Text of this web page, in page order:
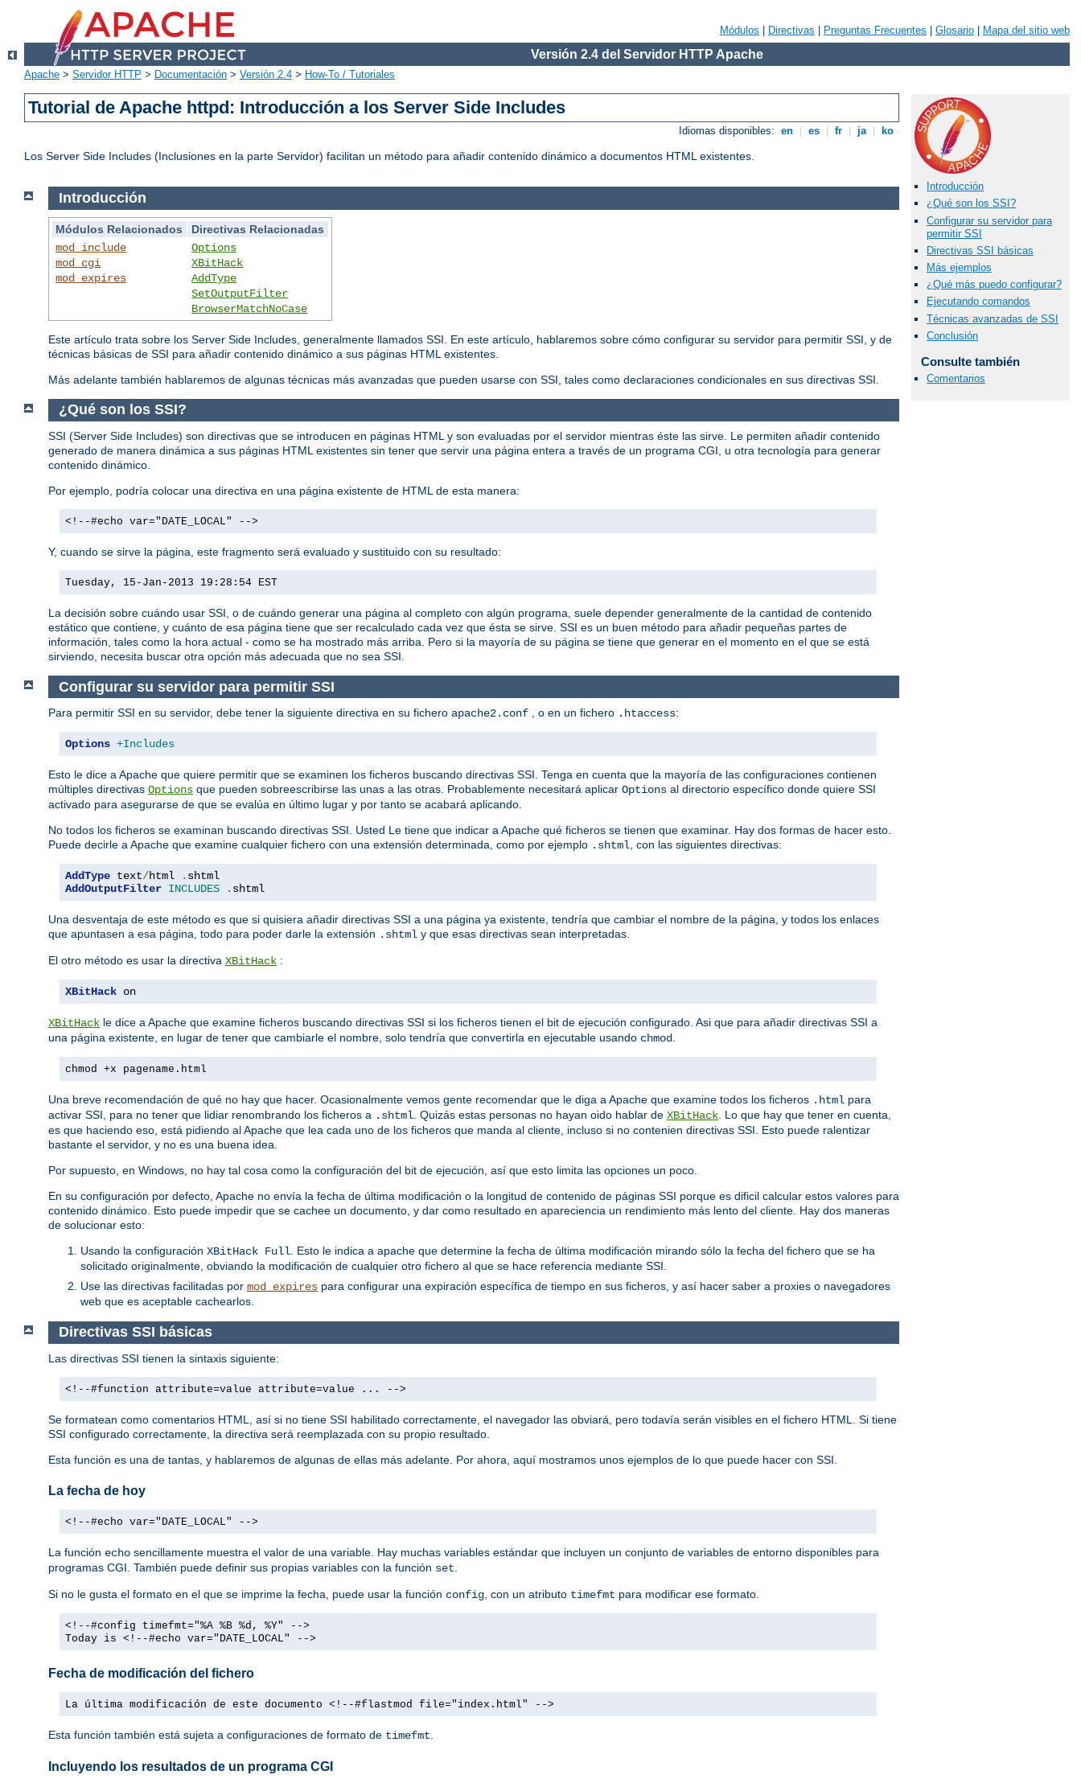
Módulos Directivas Preguntas Frecuentes Glosario Mapa del sitio web
Versión 2.4 del Servidor HTTP Apache
Apache > Servidor HTTP > Documentación > Versión 2.4 > How-To / Tutoriales
Tutorial de Apache httpd: Introducción a los Server Side Includes
Idiomas disponibles: en es fr ja ko
Los Server Side Includes (Inclusiones en la parte Servidor) facilitan un método para añadir contenido dinámico a documentos HTML existentes.
Introducción
¿Qué son los SSI?
Configurar su servidor para
permitir SSI
Directivas SSI básicas
Más ejemplos
¿Qué más puedo configurar?
Ejecutando comandos
Técnicas avanzadas de SSI
Conclusión
Consulte también
Comentarios
Introducción
Módulos Relacionados
Directivas Relacionadas
mod_include
mod_cgi
mod_expires
Options
XBitHack
AddType
SetOutputFilter
BrowserMatchNoCase
Este artículo trata sobre los Server Side Includes, generalmente llamados SSI. En este artículo, hablaremos sobre cómo configurar su servidor para permitir SSI, y de
técnicas básicas de SSI para añadir contenido dinámico a sus páginas HTML existentes.
Más adelante también hablaremos de algunas técnicas más avanzadas que pueden usarse con SSI, tales como declaraciones condicionales en sus directivas SSI.
¿Qué son los SSI?
SSI (Server Side Includes) son directivas que se introducen en páginas HTML y son evaluadas por el servidor mientras éste las sirve. Le permiten añadir contenido
generado de manera dinámica a sus páginas HTML existentes sin tener que servir una página entera a través de un programa CGI, u otra tecnología para generar
contenido dinámico.
Por ejemplo, podría colocar una directiva en una página existente de HTML de esta manera:
<!--#echo var="DATE_LOCAL" -->
Y, cuando se sirve la página, este fragmento será evaluado y sustituido con su resultado:
Tuesday, 15-Jan-2013 19:28:54 EST
La decisión sobre cuándo usar SSI, o de cuándo generar una página al completo con algún programa, suele depender generalmente de la cantidad de contenido
estático que contiene, y cuánto de esa página tiene que ser recalculado cada vez que ésta se sirve. SSI es un buen método para añadir pequeñas partes de
información, tales como la hora actual - como se ha mostrado más arriba. Pero si la mayoría de su página se tiene que generar en el momento en el que se está
sirviendo, necesita buscar otra opción más adecuada que no sea SSI.
Configurar su servidor para permitir SSI
Para permitir SSI en su servidor, debe tener la siguiente directiva en su fichero apache2.conf , o en un fichero .htaccess:
Options +Includes
Esto le dice a Apache que quiere permitir que se examinen los ficheros buscando directivas SSI. Tenga en cuenta que la mayoría de las configuraciones contienen
múltiples directivas Options que pueden sobreescribirse las unas a las otras. Probablemente necesitará aplicar Options al directorio específico donde quiere SSI
activado para asegurarse de que se evalúa en último lugar y por tanto se acabará aplicando.
No todos los ficheros se examinan buscando directivas SSI. Usted Le tiene que indicar a Apache qué ficheros se tienen que examinar. Hay dos formas de hacer esto.
Puede decirle a Apache que examine cualquier fichero con una extensión determinada, como por ejemplo .shtml, con las siguientes directivas:
AddType text/html .
AddOutputFilter INCLUDES . shtml
Una desventaja de este método es que si quisiera añadir directivas SSI a una página ya existente, tendría que cambiar el nombre de la página, y todos los enlaces
que apuntasen a esa página, todo para poder darle la extensión .shtml y que esas directivas sean interpretadas.
El otro método es usar la directiva XBitHack :
XBitHack on
XBitHack le dice a Apache que examine ficheros buscando directivas SSI si los ficheros tienen el bit de ejecución configurado. Asi que para añadir directivas SSI a
una página existente, en lugar de tener que cambiarle el nombre, solo tendría que convertirla en ejecutable usando chmod.
chmod +x pagename.html
Una breve recomendación de qué no hay que hacer. Ocasionalmente vemos gente recomendar que le diga a Apache que examine todos los ficheros .html para
activar SSI, para no tener que lidiar renombrando los ficheros a .shtml. Quizás estas personas no hayan oido hablar de XBitHack. Lo que hay que tener en cuenta,
es que haciendo eso, está pidiendo al Apache que lea cada uno de los ficheros que manda al cliente, incluso si no contenien directivas SSI. Esto puede ralentizar
bastante el servidor, y no es una buena idea.
Por supuesto, en Windows, no hay tal cosa como la configuración del bit de ejecución, así que esto limita las opciones un poco.
En su configuración por defecto, Apache no envía la fecha de última modificación o la longitud de contenido de páginas SSI porque es dificil calcular estos valores para
contenido dinámico. Esto puede impedir que se cachee un documento, y dar como resultado en apareciencia un rendimiento más lento del cliente. Hay dos maneras
de solucionar esto:
Usando la configuración XBitHack Full. Esto le indica a apache que determine la fecha de última modificación mirando sólo la fecha del fichero que se ha
solicitado originalmente, obviando la modificación de cualquier otro fichero al que se hace referencia mediante SSI.
Use las directivas facilitadas por mod_expires para configurar una expiración específica de tiempo en sus ficheros, y así hacer saber a proxies o navegadores
web que es aceptable cachearlos.
Directivas SSI básicas
Las directivas SSI tienen la sintaxis siguiente:
<!--#function attribute=value attribute=value ... -->
Se formatean como comentarios HTML, así si no tiene SSI habilitado correctamente, el navegador las obviará, pero todavía serán visibles en el fichero HTML. Si tiene
SSI configurado correctamente, la directiva será reemplazada con su propio resultado.
Esta función es una de tantas, y hablaremos de algunas de ellas más adelante. Por ahora, aquí mostramos unos ejemplos de lo que puede hacer con SSI.
La fecha de hoy
<!--#echo var="DATE_LOCAL" -->
La función echo sencillamente muestra el valor de una variable. Hay muchas variables estándar que incluyen un conjunto de variables de entorno disponibles para
programas CGI. También puede definir sus propias variables con la función set
Si no le gusta el formato en el que se imprime la fecha, puede usar la función config , con un atributo timefmt para modificar ese formato.
<!--#config timefmt="%A %B %d, %Y" -->
Today is <!--#echo var="DATE_LOCAL" -->
Fecha de modificación del fichero
La última modificación de este documento <!--#flastmod file="index.html" -->
Esta función también está sujeta a configuraciones de formato de timefmt.
Incluyendo los resultados de un programa CGI